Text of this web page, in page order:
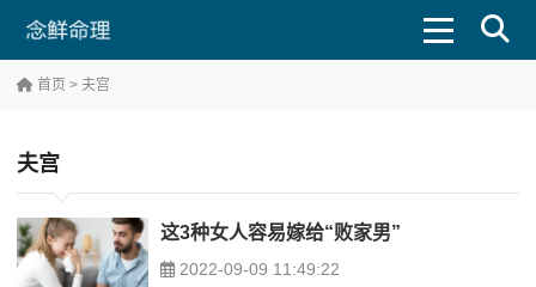
首页 > 夫宫
夫宫
这3种女人容易嫁给“败家男”
2022-09-09 11:49:22